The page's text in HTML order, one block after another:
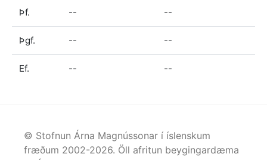
Þf. -- --
Þgf. -- --
Ef. -- --
© Stofnun Árna Magnússonar í íslenskum
fræðum 2002-2026. Öll afritun beygingardæma